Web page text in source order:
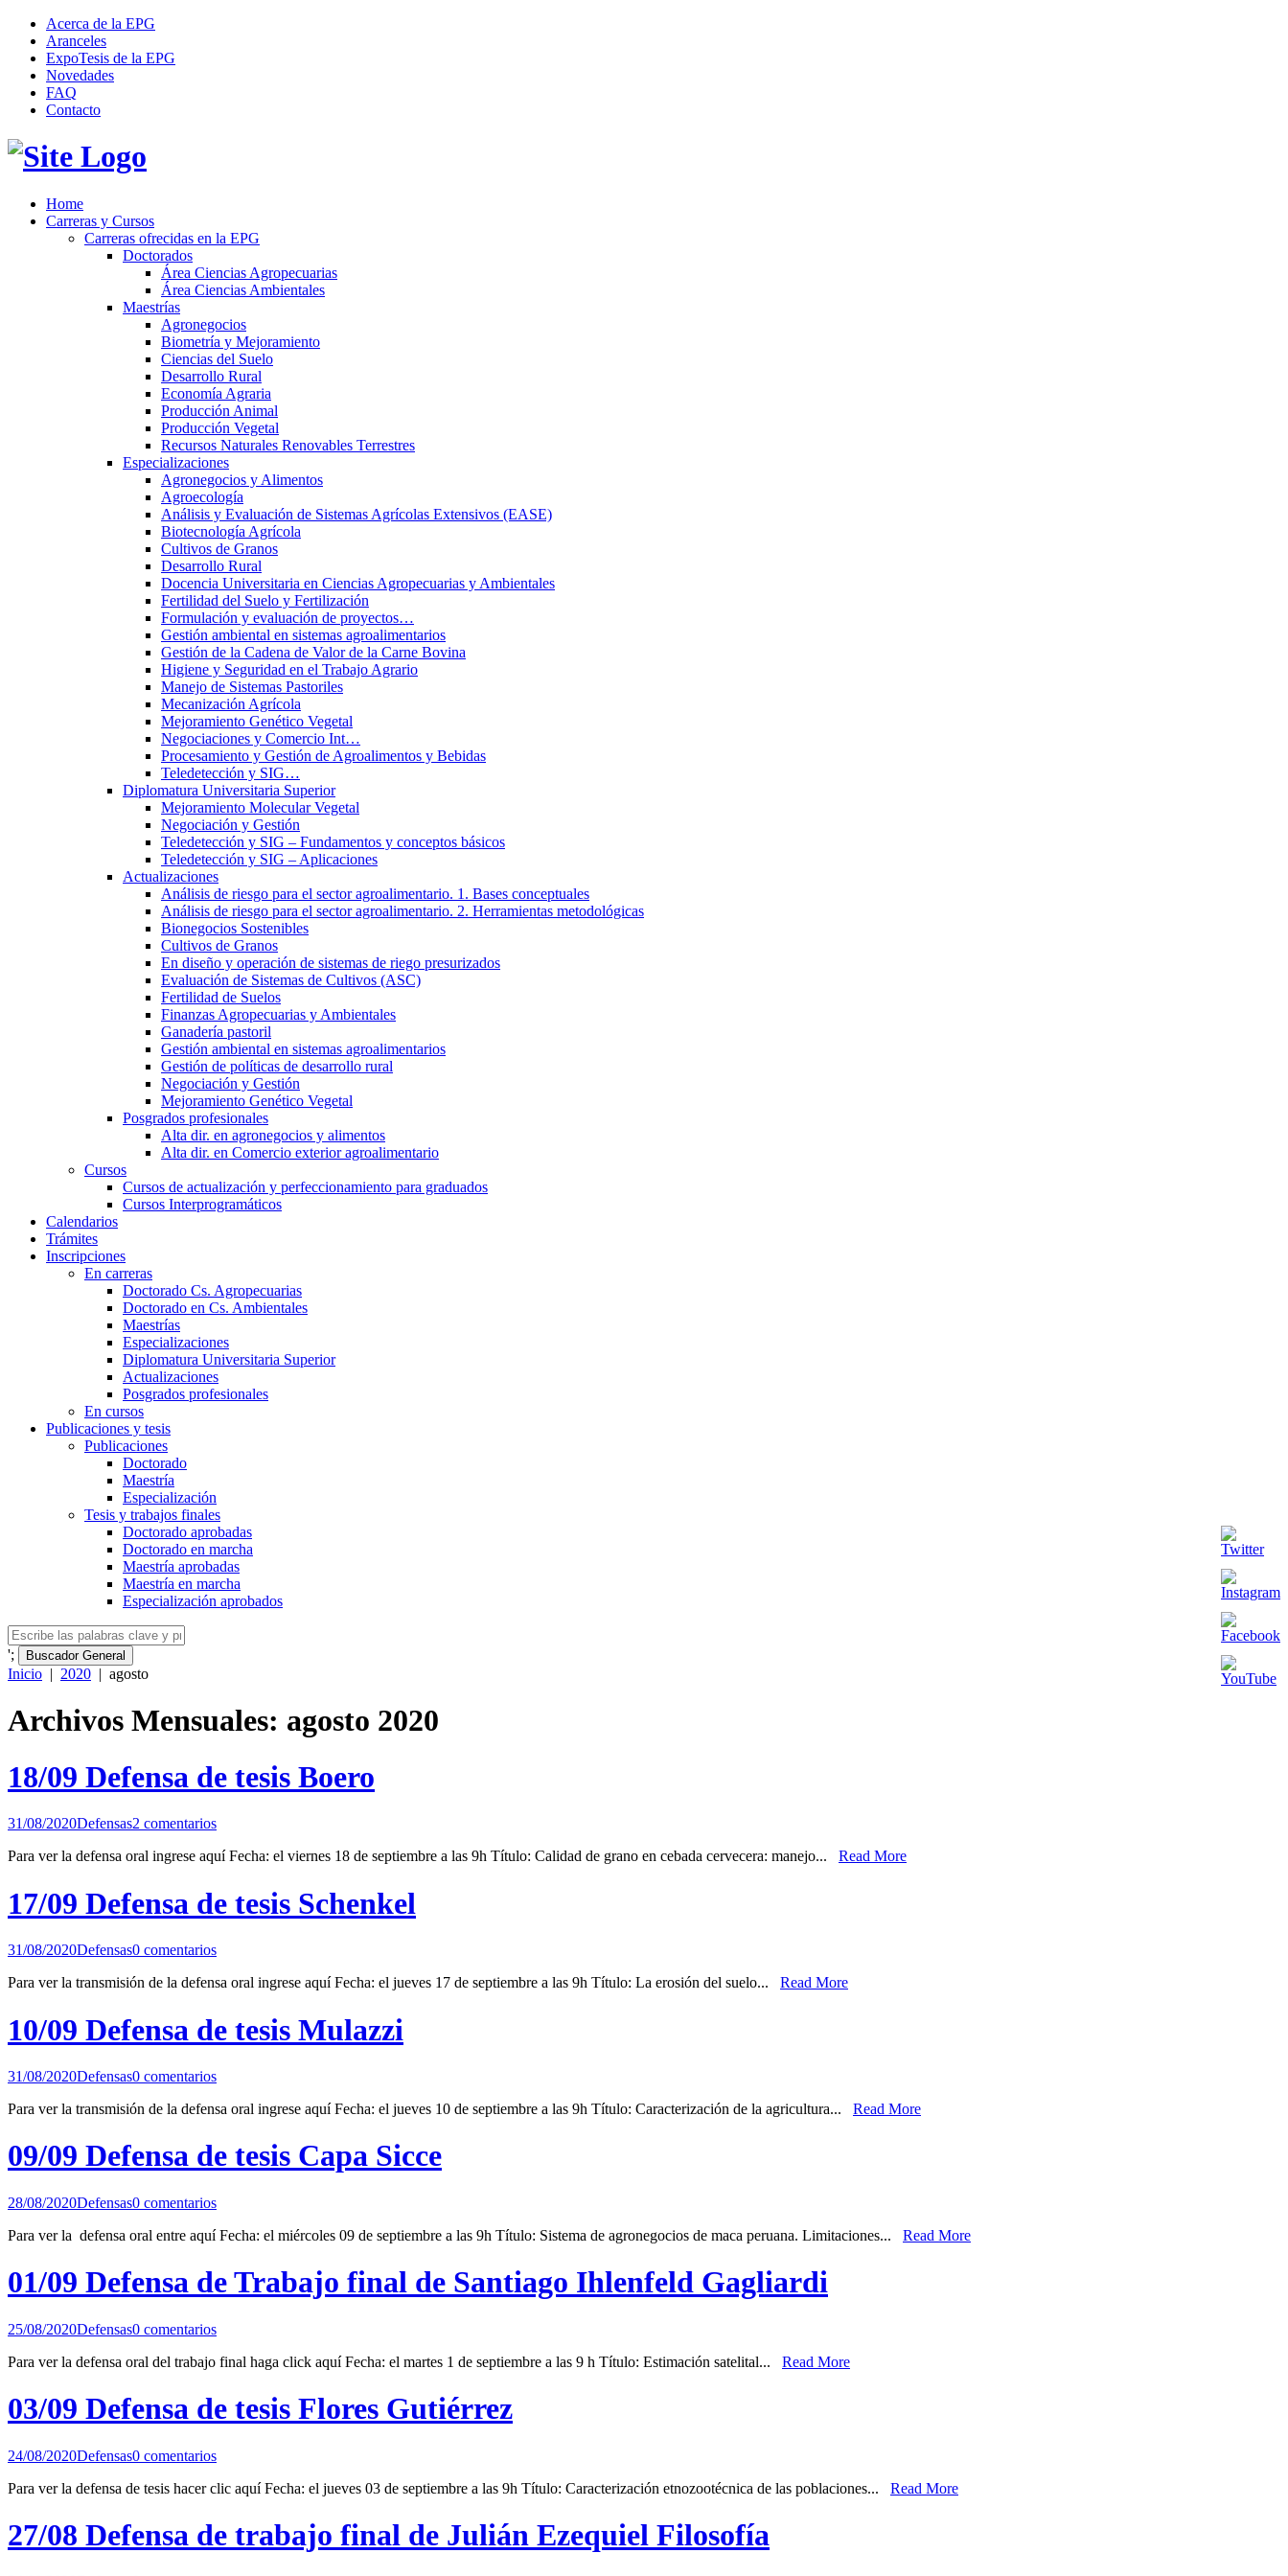
Acerca de la EPG
Aranceles
ExpoTesis de la EPG
Novedades
FAQ
Contacto
Home
Carreras y Cursos
Carreras ofrecidas en la EPG
Doctorados
Área Ciencias Agropecuarias
Área Ciencias Ambientales
Maestrías
Agronegocios
Biometría y Mejoramiento
Ciencias del Suelo
Desarrollo Rural
Economía Agraria
Producción Animal
Producción Vegetal
Recursos Naturales Renovables Terrestres
Especializaciones
Agronegocios y Alimentos
Agroecología
Análisis y Evaluación de Sistemas Agrícolas Extensivos (EASE)
Biotecnología Agrícola
Cultivos de Granos
Desarrollo Rural
Docencia Universitaria en Ciencias Agropecuarias y Ambientales
Fertilidad del Suelo y Fertilización
Formulación y evaluación de proyectos…
Gestión ambiental en sistemas agroalimentarios
Gestión de la Cadena de Valor de la Carne Bovina
Higiene y Seguridad en el Trabajo Agrario
Manejo de Sistemas Pastoriles
Mecanización Agrícola
Mejoramiento Genético Vegetal
Negociaciones y Comercio Int…
Procesamiento y Gestión de Agroalimentos y Bebidas
Teledetección y SIG…
Diplomatura Universitaria Superior
Mejoramiento Molecular Vegetal
Negociación y Gestión
Teledetección y SIG – Fundamentos y conceptos básicos
Teledetección y SIG – Aplicaciones
Actualizaciones
Análisis de riesgo para el sector agroalimentario. 1. Bases conceptuales
Análisis de riesgo para el sector agroalimentario. 2. Herramientas metodológicas
Bionegocios Sostenibles
Cultivos de Granos
En diseño y operación de sistemas de riego presurizados
Evaluación de Sistemas de Cultivos (ASC)
Fertilidad de Suelos
Finanzas Agropecuarias y Ambientales
Ganadería pastoril
Gestión ambiental en sistemas agroalimentarios
Gestión de políticas de desarrollo rural
Negociación y Gestión
Mejoramiento Genético Vegetal
Posgrados profesionales
Alta dir. en agronegocios y alimentos
Alta dir. en Comercio exterior agroalimentario
Cursos
Cursos de actualización y perfeccionamiento para graduados
Cursos Interprogramáticos
Calendarios
Trámites
Inscripciones
En carreras
Doctorado Cs. Agropecuarias
Doctorado en Cs. Ambientales
Maestrías
Especializaciones
Diplomatura Universitaria Superior
Actualizaciones
Posgrados profesionales
En cursos
Publicaciones y tesis
Publicaciones
Doctorado
Maestría
Especialización
Tesis y trabajos finales
Doctorado aprobadas
Doctorado en marcha
Maestría aprobadas
Maestría en marcha
Especialización aprobados
'; Buscador General
Inicio | 2020 | agosto
Archivos Mensuales: agosto 2020
18/09 Defensa de tesis Boero
31/08/2020Defensas2 comentarios
Para ver la defensa oral ingrese aquí Fecha: el viernes 18 de septiembre a las 9h Título: Calidad de grano en cebada cervecera: manejo... Read More
17/09 Defensa de tesis Schenkel
31/08/2020Defensas0 comentarios
Para ver la transmisión de la defensa oral ingrese aquí Fecha: el jueves 17 de septiembre a las 9h Título: La erosión del suelo... Read More
10/09 Defensa de tesis Mulazzi
31/08/2020Defensas0 comentarios
Para ver la transmisión de la defensa oral ingrese aquí Fecha: el jueves 10 de septiembre a las 9h Título: Caracterización de la agricultura... Read More
09/09 Defensa de tesis Capa Sicce
28/08/2020Defensas0 comentarios
Para ver la defensa oral entre aquí Fecha: el miércoles 09 de septiembre a las 9h Título: Sistema de agronegocios de maca peruana. Limitaciones... Read More
01/09 Defensa de Trabajo final de Santiago Ihlenfeld Gagliardi
25/08/2020Defensas0 comentarios
Para ver la defensa oral del trabajo final haga click aquí Fecha: el martes 1 de septiembre a las 9 h Título: Estimación satelital... Read More
03/09 Defensa de tesis Flores Gutiérrez
24/08/2020Defensas0 comentarios
Para ver la defensa de tesis hacer clic aquí Fecha: el jueves 03 de septiembre a las 9h Título: Caracterización etnozootécnica de las poblaciones... Read More
27/08 Defensa de trabajo final de Julián Ezequiel Filosofía